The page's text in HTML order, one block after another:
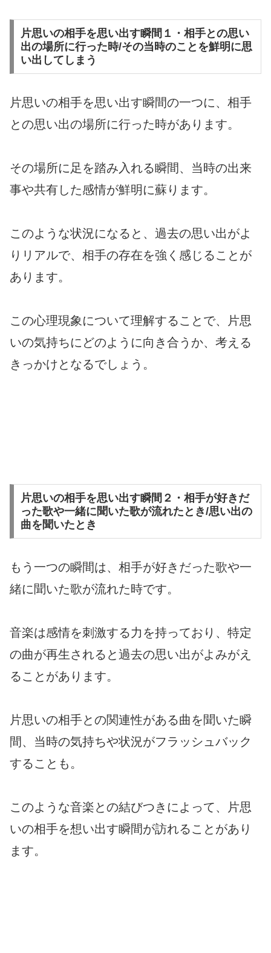
片思いの相手を思い出す瞬間１・相手との思い
出の場所に行った時/その当時のことを鮮明に思
い出してしまう
片思いの相手を思い出す瞬間の一つに、相手
との思い出の場所に行った時があります。
その場所に足を踏み入れる瞬間、当時の出来
事や共有した感情が鮮明に蘇ります。
このような状況になると、過去の思い出がよ
りリアルで、相手の存在を強く感じることが
あります。
この心理現象について理解することで、片思
いの気持ちにどのように向き合うか、考える
きっかけとなるでしょう。
片思いの相手を思い出す瞬間２・相手が好きだ
った歌や一緒に聞いた歌が流れたとき/思い出の
曲を聞いたとき
もう一つの瞬間は、相手が好きだった歌や一
緒に聞いた歌が流れた時です。
音楽は感情を刺激する力を持っており、特定
の曲が再生されると過去の思い出がよみがえ
ることがあります。
片思いの相手との関連性がある曲を聞いた瞬
間、当時の気持ちや状況がフラッシュバック
することも。
このような音楽との結びつきによって、片思
いの相手を想い出す瞬間が訪れることがあり
ます。